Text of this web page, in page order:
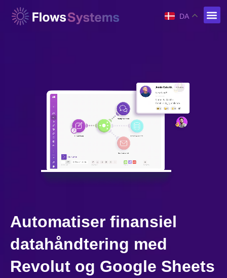
DA
Automatiser finansiel
datahåndtering med
Revolut og Google Sheets